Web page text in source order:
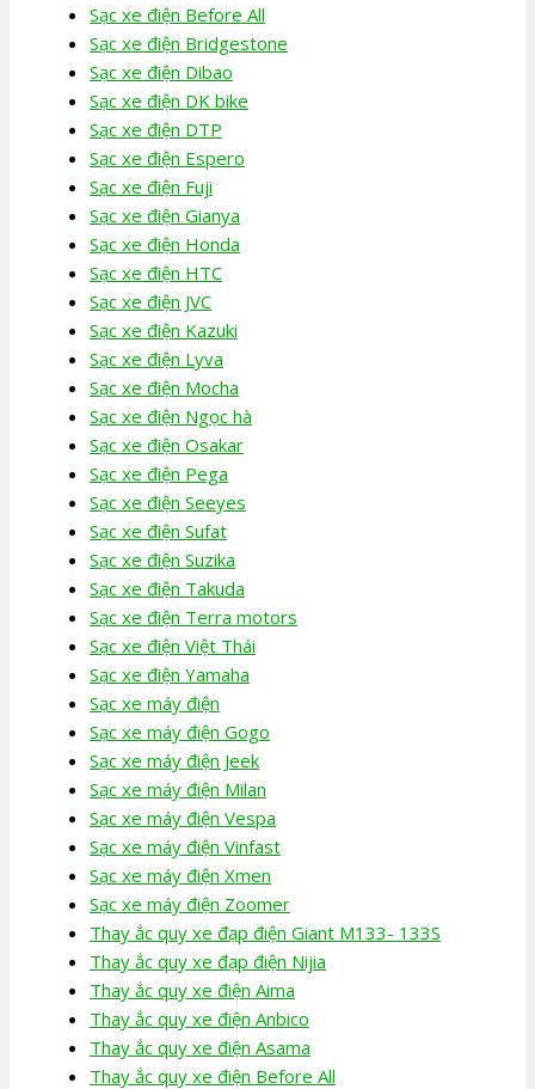
Sạc xe điện Before All
Sạc xe điện Bridgestone
Sạc xe điện Dibao
Sạc xe điện DK bike
Sạc xe điện DTP
Sạc xe điện Espero
Sạc xe điện Fuji
Sạc xe điện Gianya
Sạc xe điện Honda
Sạc xe điện HTC
Sạc xe điện JVC
Sạc xe điện Kazuki
Sạc xe điện Lyva
Sạc xe điện Mocha
Sạc xe điện Ngọc hà
Sạc xe điện Osakar
Sạc xe điện Pega
Sạc xe điện Seeyes
Sạc xe điện Sufat
Sạc xe điện Suzika
Sạc xe điện Takuda
Sạc xe điện Terra motors
Sạc xe điện Việt Thái
Sạc xe điện Yamaha
Sạc xe máy điện
Sạc xe máy điện Gogo
Sạc xe máy điện Jeek
Sạc xe máy điện Milan
Sạc xe máy điện Vespa
Sạc xe máy điện Vinfast
Sạc xe máy điện Xmen
Sạc xe máy điện Zoomer
Thay ắc quy xe đạp điện Giant M133- 133S
Thay ắc quy xe đạp điện Nijia
Thay ắc quy xe điện Aima
Thay ắc quy xe điện Anbico
Thay ắc quy xe điện Asama
Thay ắc quy xe điện Before All